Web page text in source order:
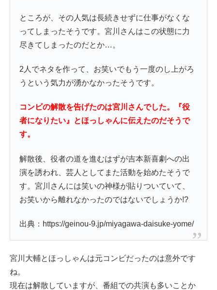
ところが、その人気は長続きせずに仕事がなくな
ってしまったそうです。宮川さんはこの状態に力
尽きてしまったのだとか…。
2人でネタを作って、お笑いでもう一度のし上がろ
うという気力が湧かなかったそうです。
コンビの解散を告げたのは宮川さんでした。『役
者になりたい』とほっしゃんに伝えたのだそうで
す。
解散後、役者の道を進むはずが吉本新喜劇への出
演を誘われ、芸人としてまた活動を始めたそうで
す。宮川さんには笑いの神様が貼りついていて、
お笑いから離れなかったのではないでしょうか!?
出典：https://geinou-9.jp/miyagawa-daisuke-yome/
宮川大輔とほっしゃんは元コンビだったのは意外です
ね。
現在は解散していますが、番組での共演も多いことか